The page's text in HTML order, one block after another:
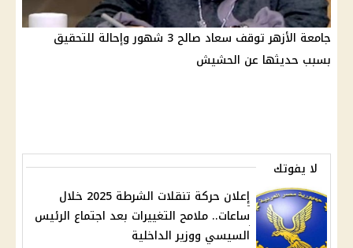
جامعة الأزهر توقف سعاد صالح 3 شهور وإحالة للتحقيق
بسبب حديثها عن الحشيش
لا يفوتك
إعلان حركة تنقلات الشرطة 2025 خلال
ساعات.. ملامح التغييرات بعد اجتماع الرئيس
السيسي ووزير الداخلية